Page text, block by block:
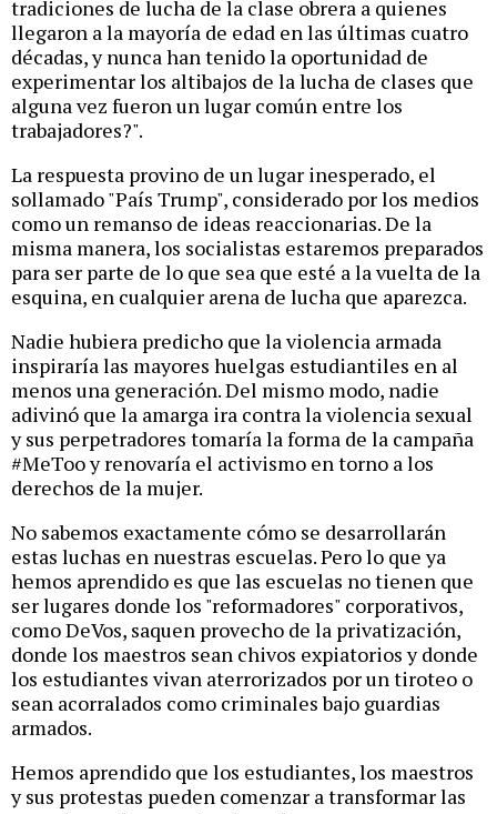
tradiciones de lucha de la clase obrera a quienes
llegaron a la mayoría de edad en las últimas cuatro
décadas, y nunca han tenido la oportunidad de
experimentar los altibajos de la lucha de clases que
alguna vez fueron un lugar común entre los
trabajadores?".
La respuesta provino de un lugar inesperado, el
sollamado "País Trump", considerado por los medios
como un remanso de ideas reaccionarias. De la
misma manera, los socialistas estaremos preparados
para ser parte de lo que sea que esté a la vuelta de la
esquina, en cualquier arena de lucha que aparezca.
Nadie hubiera predicho que la violencia armada
inspiraría las mayores huelgas estudiantiles en al
menos una generación. Del mismo modo, nadie
adivinó que la amarga ira contra la violencia sexual
y sus perpetradores tomaría la forma de la campaña
#MeToo y renovaría el activismo en torno a los
derechos de la mujer.
No sabemos exactamente cómo se desarrollarán
estas luchas en nuestras escuelas. Pero lo que ya
hemos aprendido es que las escuelas no tienen que
ser lugares donde los "reformadores" corporativos,
como DeVos, saquen provecho de la privatización,
donde los maestros sean chivos expiatorios y donde
los estudiantes vivan aterrorizados por un tiroteo o
sean acorralados como criminales bajo guardias
armados.
Hemos aprendido que los estudiantes, los maestros
y sus protestas pueden comenzar a transformar las